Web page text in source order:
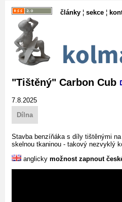
články ¦ sekce ¦
"Tištěný" Carbon Cub
7.8.2025
Dílna
Stavba benzíňáka s díly tištěnými
skelnou tkaninou - takový nezvyklý
anglicky možnost zapnout